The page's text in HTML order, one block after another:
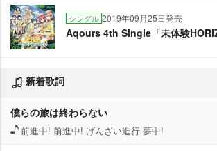
シングル 2019年09月25日発売
Aqours 4th Single「未体験
新着歌詞
僕らの旅は終わらない
前進中! 前進中! げんざい進行 夢中!